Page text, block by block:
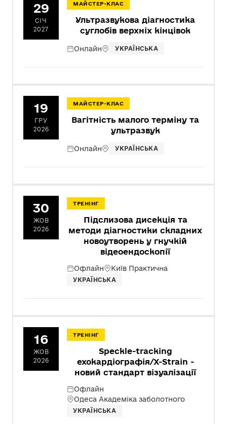
29
СІЧ
2027
МАЙСТЕР-КЛАС
Ультразвукова діагностика
суглобів верхніх кінцівок
Онлайн УКРАЇНСЬКА
19
ГРУ
2026
МАЙСТЕР-КЛАС
Вагітність малого терміну та
ультразвук
Онлайн УКРАЇНСЬКА
30
ЖОВ
2026
ТРЕНІНГ
Підслизова дисекція та
методи діагностики складних
новоутворень у гнучкій
відеоендоскопії
Офлайн Київ Практична
УКРАЇНСЬКА
16
ЖОВ
2026
ТРЕНІНГ
Speckle-tracking
ехокардіографія/X-Strain -
новий стандарт візуалізації
Офлайн
Одеса Академіка заболотного
УКРАЇНСЬКА